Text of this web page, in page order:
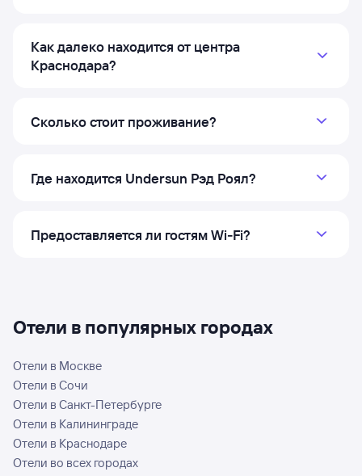
Как далеко находится от центра
Краснодара?
Сколько стоит проживание?
Где находится Undersun Рэд Роял?
Предоставляется ли гостям Wi‑Fi?
Отели в популярных городах
Отели в Москве
Отели в Сочи
Отели в Санкт-Петербурге
Отели в Калининграде
Отели в Краснодаре
Отели во всех городах